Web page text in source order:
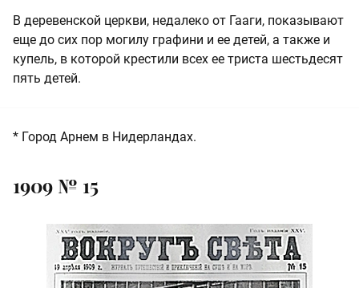
В деревенской церкви, недалеко от Гааги, показывают
еще до сих пор могилу графини и ее детей, а также и
купель, в которой крестили всех ее триста шестьдесят
пять детей.
* Город Арнем в Нидерландах.
1909 № 15